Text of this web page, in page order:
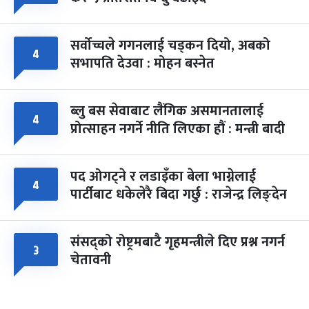
४ सर्वोच्चले गगनलाई चड्कन दियो, अबको
सभापति देउवा : मोहन बस्नेत
४ ब्लु बस सेवाबाट लैंगिक असमानतालाई
प्रोत्साहन नगर्ने नीति लिएका हौं : मन्त्री बादी
४ पद ओगट्ने र लडाइँका बेला भाग्नेलाई
पार्टीबाट धकेलेरै बिदा गर्छु : राजेन्द्र लिङ्देन
३ संसद्को रोष्ट्रमबाटै गृहमन्त्रीले दिए प्रश्न नगर्न
चेतावनी